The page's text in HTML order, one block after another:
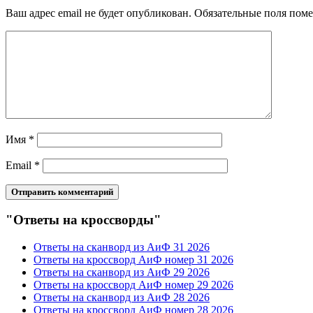
Ваш адрес email не будет опубликован. Обязательные поля
Имя *
Email *
"Ответы на кроссворды"
Ответы на сканворд из АиФ 31 2026
Ответы на кроссворд АиФ номер 31 2026
Ответы на сканворд из АиФ 29 2026
Ответы на кроссворд АиФ номер 29 2026
Ответы на сканворд из АиФ 28 2026
Ответы на кроссворд АиФ номер 28 2026